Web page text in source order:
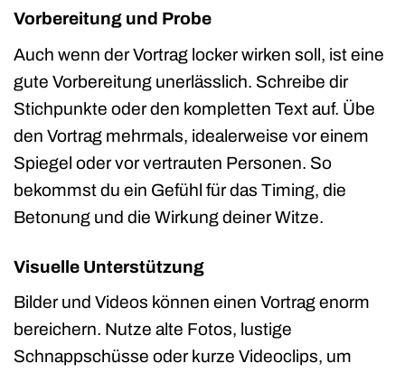
Vorbereitung und Probe
Auch wenn der Vortrag locker wirken soll, ist eine
gute Vorbereitung unerlässlich. Schreibe dir
Stichpunkte oder den kompletten Text auf. Übe
den Vortrag mehrmals, idealerweise vor einem
Spiegel oder vor vertrauten Personen. So
bekommst du ein Gefühl für das Timing, die
Betonung und die Wirkung deiner Witze.
Visuelle Unterstützung
Bilder und Videos können einen Vortrag enorm
bereichern. Nutze alte Fotos, lustige
Schnappschüsse oder kurze Videoclips, um